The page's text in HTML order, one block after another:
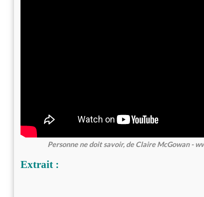
Personne ne doit savoir, de Claire McGowan -
Extrait :